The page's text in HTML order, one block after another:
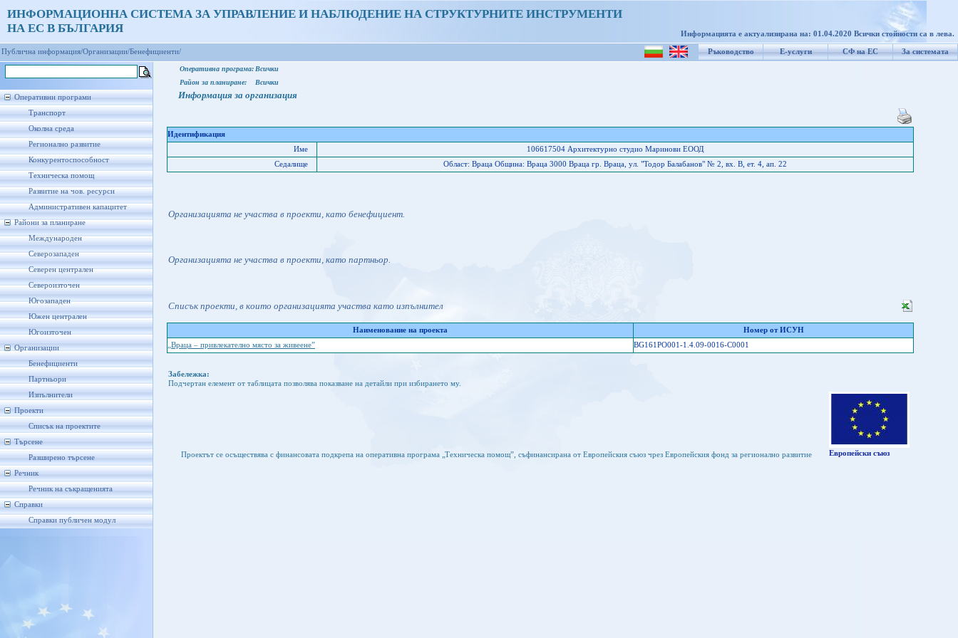
ИНФОРМАЦИОННА СИСТЕМА ЗА УПРАВЛЕНИЕ И НАБЛЮДЕНИЕ НА СТРУКТУРНИТЕ ИНСТРУМЕНТИ
НА ЕС В БЪЛГАРИЯ
Информацията е актуализирана на: 01.04.2020 Всички стойности са в лева.
Ръководство Е-услуги СФ на ЕС За системата
Публична информация/Организации/Бенефициенти/
Оперативни програми
Транспорт
Околна среда
Регионално развитие
Конкурентоспособност
Техническа помощ
Развитие на чов. ресурси
Административен капацитет
Райони за планиране
Международен
Северозападен
Северен централен
Североизточен
Югозападен
Южен централен
Югоизточен
Организации
Бенефициенти
Партньори
Изпълнители
Проекти
Списък на проектите
Търсене
Разширено търсене
Речник
Речник на съкращенията
Справки
Справки публичен модул
Оперативна програма: Всички
Район за планиране:
Всички
Информация за организация
Идентификация
Име
106617504 Архитектурно студио Маринови ЕООД
Седалище
Област: Враца Oбщина: Враца 3000 Враца гр. Враца, ул. "Тодор Балабанов" № 2, вх. В, ет. 4, ап. 22
Организацията не участва в проекти, като бенефициент.
Организацията не участва в проекти, като партньор.
Списък проекти, в които организацията участва като изпълнител
Наименование на проекта
Номер от ИСУН
„Враца – привлекателно място за живеене”
BG161PO001-1.4.09-0016-C0001
Забележка:
Подчертан елемент от таблицата позволява показване на детайли при избирането му.
Проектът се осъществява с финансовата подкрепа на оперативна програма „Техническа помощ”, съфинансирана от Европейския съюз чрез Европейския фонд за регионално развитие Европейски съюз